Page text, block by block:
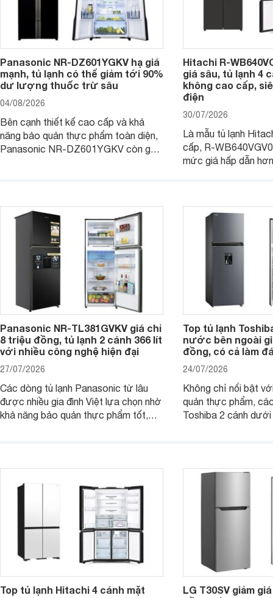
Panasonic NR-DZ601YGKV hạ giá
mạnh, tủ lạnh có thể giảm tới 90%
dư lượng thuốc trừ sâu
04/08/2026
Bên cạnh thiết kế cao cấp và khả
năng bảo quản thực phẩm toàn diện,
Panasonic NR-DZ601YGKV còn gây
Hitachi R-
giá sâu, tủ lạnh 4
không cao cấp,
điện
30/07/2026
Là mẫu tủ lạnh
cấp, R-
mức giá hấp dẫn
nhiều công nghệ.
Panasonic NR-TL381GVKV giá chỉ
8 triệu đồng, tủ lạnh 2 cánh 366 lít
với nhiều công nghệ hiện đại
27/07/2026
Các dòng tủ lạnh Panasonic từ lâu
được nhiều gia đình Việt lựa chọn nhờ
khả năng bảo quản thực phẩm tốt,
phân khúc khiến không ít người dùng
phải cân nhắc. Trên thị trường hiện
Top tủ lạnh
nước bên ngoài
đồng, có cả làm
24/07/2026
Không chỉ nổi bật
quản thực phẩm,
Toshiba 2 cánh
Top tủ lạnh Hitachi 4 cánh mặt
LG T30SV giảm